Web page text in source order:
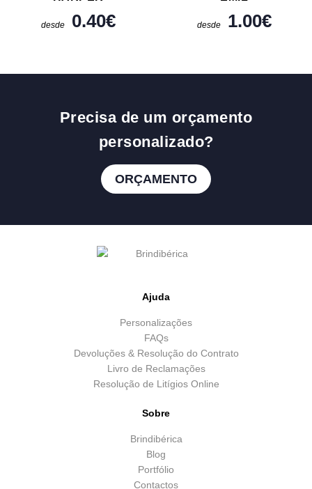
desde 0.40€ desde 1.00€
Precisa de um orçamento
personalizado?
ORÇAMENTO
Ajuda
Personalizações
FAQs
Devoluções & Resolução do Contrato
Livro de Reclamações
Resolução de Litígios Online
Sobre
Brindibérica
Blog
Portfólio
Contactos